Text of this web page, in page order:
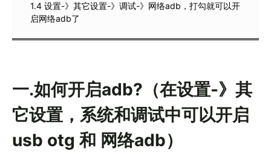
1.4 设置-》其它设置-》调试-》网络adb，打勾就可以开
启网络adb了
一.如何开启adb?（在设置-》其
它设置，系统和调试中可以开启
usb otg 和 网络adb）